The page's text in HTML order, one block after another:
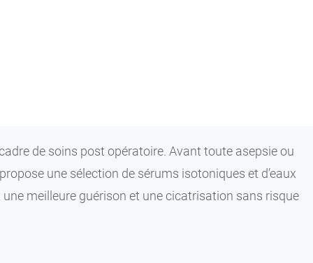
de soins post opératoire. Avant toute asepsie ou
une sélection de sérums isotoniques et d’eaux
meilleure guérison et une cicatrisation sans risque